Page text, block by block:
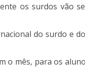
os surdos vão
do surdo e
o mês, para os